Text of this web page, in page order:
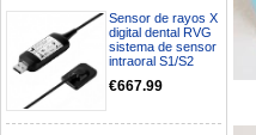
Sensor de rayos X
digital dental RVG
sistema de sensor
intraoral S1/S2
€667.99